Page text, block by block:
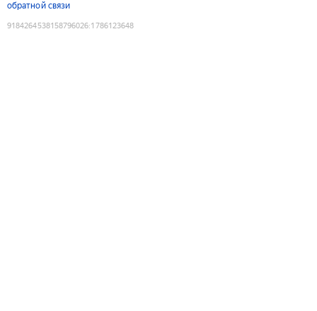
обратной связи
9184264538158796026:1786123648